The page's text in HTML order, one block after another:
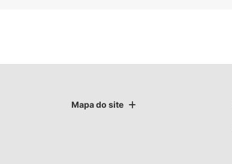
Mapa do site